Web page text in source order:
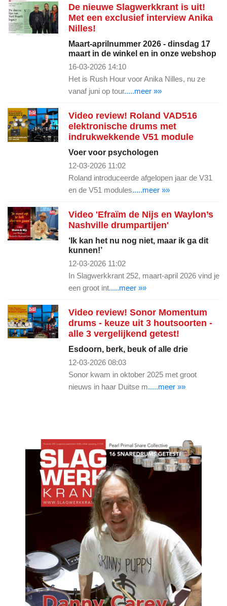
De nieuwe Slagwerkkrant is uit!
Met een exclusief interview Anika
Nilles!
Maart-aprilnummer 2026 - dinsdag 17
maart in de winkel en in onze webshop
16-03-2026 14:10
Het is Rush Hour voor Anika Nilles, nu ze
vanaf juni op tour.....meer »»
Video review! Roland VAD516
elektronische drums met
indrukwekkende V51 module
Voer voor psychologen
12-03-2026 11:02
Roland introduceerde afgelopen jaar de V31
en de V51 modules.....meer »»
Video 'Efraïm de Nijs en Waylon’s
Nashville drumpartijen'
‘Ik kan het nu nog niet, maar ik ga dit
kunnen!’
12-03-2026 11:02
In Slagwerkkrant 252, maart-april 2026 vind je
een groot int.....meer »»
Video review! Sonor Momentum
drums - keuze uit 3 houtsoorten -
alle 3 vergelijkend getest!
Esdoorn, berk, beuk of alle drie
12-03-2026 08:03
Sonor kwam in oktober 2025 met groot
nieuws in haar Duitse m.....meer »»